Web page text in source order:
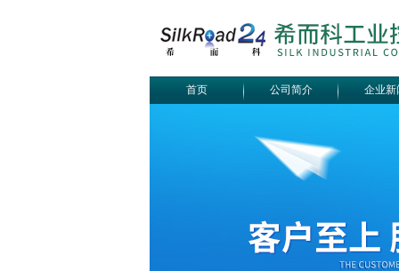
首页 公司简介 企业新